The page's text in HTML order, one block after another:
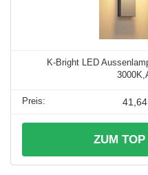
K-Bright LED
ZUM